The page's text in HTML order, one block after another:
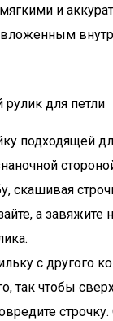
и
для петли
подходящей
скашивая
а завяжите
с другого
так чтобы